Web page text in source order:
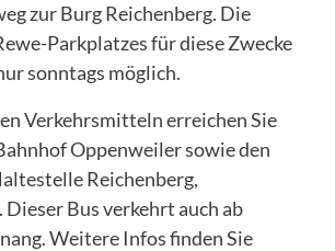
zur Burg Reichenberg. Die
Parkplatzes für diese Zwecke
sonntags möglich.
Verkehrsmitteln erreichen Sie
Oppenweiler sowie den
Reichenberg,
Bus verkehrt auch ab
Weitere Infos finden Sie